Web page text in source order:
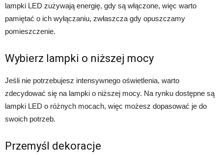
lampki LED zużywają energię, gdy są włączone, więc warto
pamiętać o ich wyłączaniu, zwłaszcza gdy opuszczamy
pomieszczenie.
Wybierz lampki o niższej mocy
Jeśli nie potrzebujesz intensywnego oświetlenia, warto
zdecydować się na lampki o niższej mocy. Na rynku dostępne są
lampki LED o różnych mocach, więc możesz dopasować je do
swoich potrzeb.
Przemyśl dekoracje